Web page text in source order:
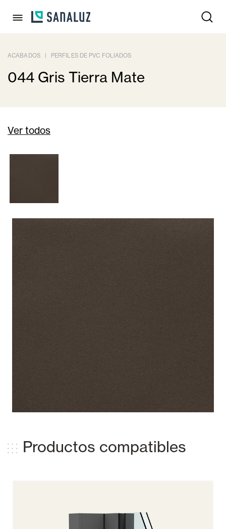
ACABADOS PERFILES DE PVC FOLIADOS
044 Gris Tierra Mate
Ver todos
La tonalidad y matiz de estos colores es orientativa y puede variar según la
Productos compatibles